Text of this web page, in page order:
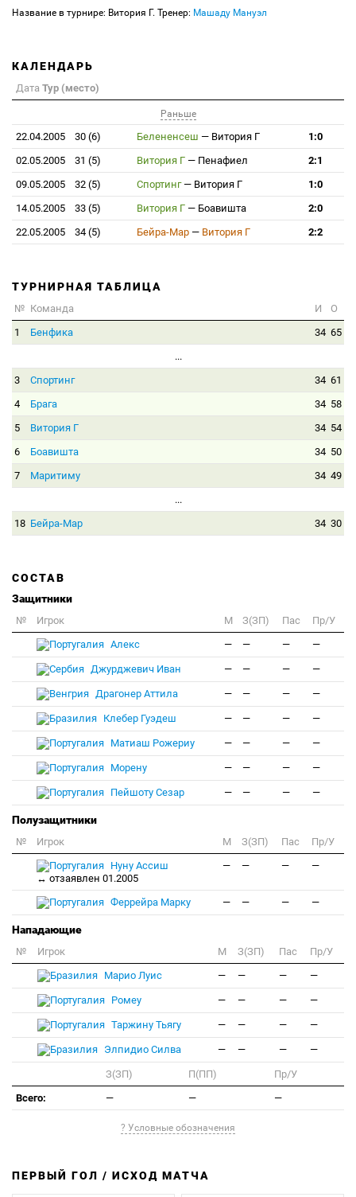
Название в турнире: Витория Г. Тренер: Машаду Мануэл
КАЛЕНДАРЬ
Дата Тур (место)
Раньше
22.04.2005 30 (6) Белененсеш — Витория Г
1:0
02.05.2005
31 (5) Витория Г — Пенафиел
2:1
09.05.2005
32 (5) Спортинг— Витория Г
1:0
14.05.2005
33 (5) Витория Г — Боавишта
2:0
22.05.2005
34 (5) Бейра-Мар — Витория Г 2:2
ТУРНИРНАЯ ТАБЛИЦА
№ Команда И
О
1
Бенфика 34 65
...
3
Спортинг 34 61
4
Брага 34 58
5
Витория Г 34 54
6
Боавишта 34 50
7
Маритиму 34 49
...
18 Бейра-Мар 34 30
СОСТАВ
Защитники
№ Игрок M З(ЗП) Пас
Пр/У
Алекс
— — — —
Джурджевич Иван — — — —
Драгонер Аттила — — — —
Клебер Гуэдеш — — — —
Матиаш Рожериу — — — —
Морену — — — —
Пейшоту Сезар — — — —
Полузащитники
№ Игрок M З(ЗП) Пас
Пр/У
Нуну Ассиш
↔ отзаявлен 01.2005
— — — —
Феррейра Марку — — — —
Нападающие
№ Игрок M З(ЗП) Пас
Пр/У
Марио Луис
— — — —
Ромеу — — — —
Таржину Тьягу — — — —
Элпидио Силва — — — —
З(ЗП) П(ПП)
Пр/У
Всего:
— — —
? Условные обозначения
ПЕРВЫЙ ГОЛ / ИСХОД МАТЧА